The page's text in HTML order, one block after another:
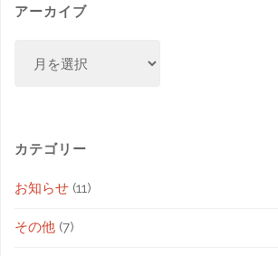
アーカイブ
カテゴリー
お知らせ (11)
その他 (7)